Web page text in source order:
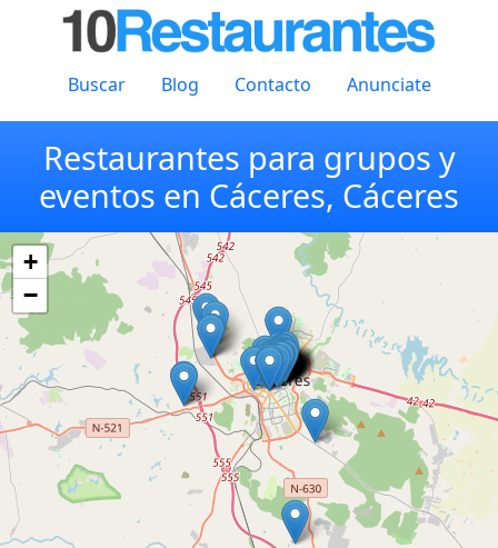
Buscar Blog Contacto Anunciate
Restaurantes para grupos y
eventos en Cáceres, Cáceres
+
−